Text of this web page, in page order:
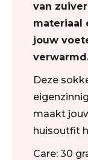
van
materiaal
jouw
Deze
maakt
huisoutfit
Care: 30